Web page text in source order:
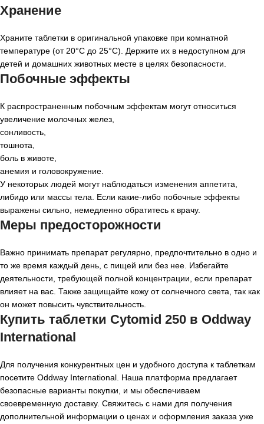
Хранение
Храните таблетки в оригинальной упаковке при комнатной
температуре (от 20°C до 25°C). Держите их в недоступном для
детей и домашних животных месте в целях безопасности.
Побочные эффекты
К распространенным побочным эффектам могут относиться
увеличение молочных желез,
сонливость,
тошнота,
боль в животе,
анемия и головокружение.
У некоторых людей могут наблюдаться изменения аппетита,
либидо или массы тела. Если какие-либо побочные эффекты
выражены сильно, немедленно обратитесь к врачу.
Меры предосторожности
Важно принимать препарат регулярно, предпочтительно в одно и
то же время каждый день, с пищей или без нее. Избегайте
деятельности, требующей полной концентрации, если препарат
влияет на вас. Также защищайте кожу от солнечного света, так как
он может повысить чувствительность.
Купить таблетки Cytomid 250 в Oddway
International
Для получения конкурентных цен и удобного доступа к таблеткам
посетите Oddway International. Наша платформа предлагает
безопасные варианты покупки, и мы обеспечиваем
своевременную доставку. Свяжитесь с нами для получения
дополнительной информации о ценах и оформления заказа уже